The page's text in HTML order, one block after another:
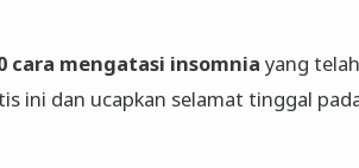
cara mengatasi insomnia yang telah
ini dan ucapkan selamat tinggal